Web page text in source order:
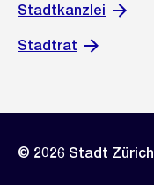
Stadtkanzlei
Stadtrat
© 2026 Stadt Zürich